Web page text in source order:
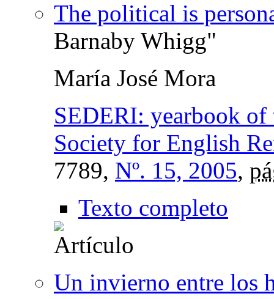
The political is
Barnaby Whigg"
María José Mora
SEDERI: yearbook of
Society for English
7789, Nº. 15, 2005,
Texto completo
Un invierno entre los